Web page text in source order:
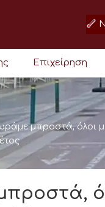
Επιχείρηση
μπροστά, όλοι